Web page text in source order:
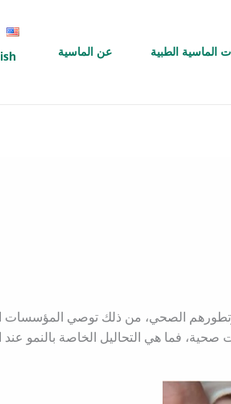
الماسية الطبية عن الماسية
الصحي، من ذلك توصي المؤسسات
فما هي التحاليل الخاصة بالنمو عند